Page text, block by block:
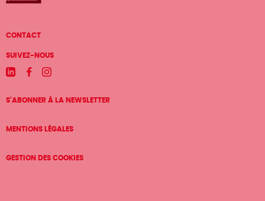
Menu
Pied
de
page
CONTACT
SUIVEZ-NOUS
LinkedinFacebookInstagram
S'ABONNER À LA NEWSLETTER
MENTIONS LÉGALES
GESTION DES COOKIES